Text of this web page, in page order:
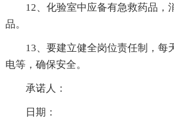
12、化验室中应备有急救药品，
品。
13、要建立健全岗位责任制，每
电等，确保安全。
承诺人：
日期：